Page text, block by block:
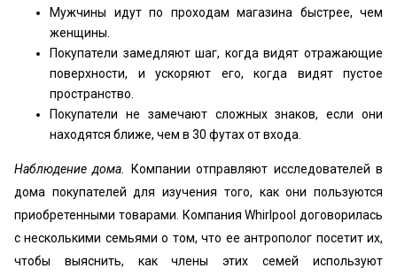
Мужчины идут по проходам магазина быстрее, чем
женщины.
Покупатели замедляют шаг, когда видят отражающие
поверхности, и ускоряют его, когда видят пустое
пространство.
Покупатели не замечают сложных знаков, если они
находятся ближе, чем в 30 футах от входа.
Наблюдение дома.
Компании отправляют исследователей в
дома покупателей для изучения того, как они пользуются
приобретенными товарами. Компания Whirlpool договорилась
с несколькими семьями о том, что ее антрополог посетит их,
чтобы выяснить, как члены этих семей используют